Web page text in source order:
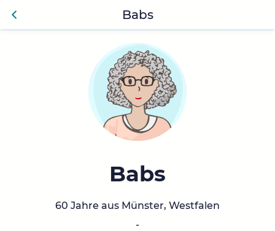
Zurü
Babs
Babs
60 Jahre aus Münster, Westfalen
-